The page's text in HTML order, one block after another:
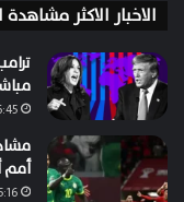
الاخبار الاكثر
6:45 ص6
أمم
5:16 م18